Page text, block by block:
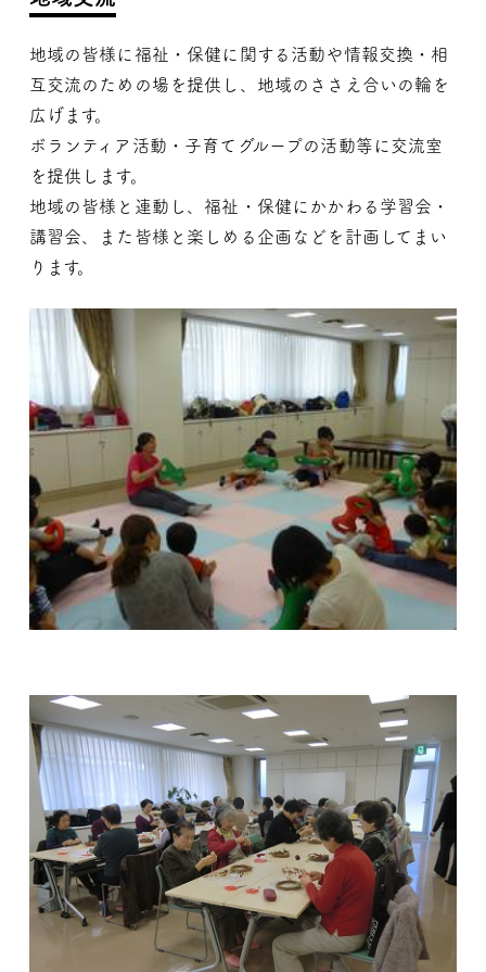
地域の皆様に福祉・保健に関する活動や情報交換・相
互交流のための場を提供し、地域のささえ合いの輪を
広げます。
ボランティア活動・子育てグループの活動等に交流室
を提供します。
地域の皆様と連動し、福祉・保健にかかわる学習会・
講習会、また皆様と楽しめる企画などを計画してまい
ります。